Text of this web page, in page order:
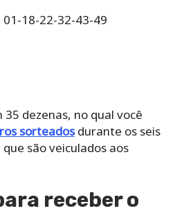
18-22-32-43-49
35 dezenas, no qual você
sorteadosdurante os seis
são veiculados aos
receber o